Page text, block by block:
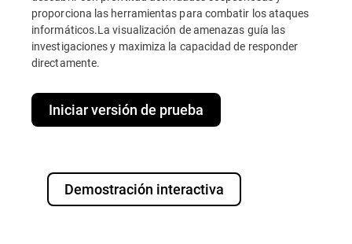
proporciona las herramientas para combatir los ataques
informáticos.La visualización de amenazas guía las
investigaciones y maximiza la capacidad de responder
directamente.
Iniciar versión de prueba
Demostración interactiva